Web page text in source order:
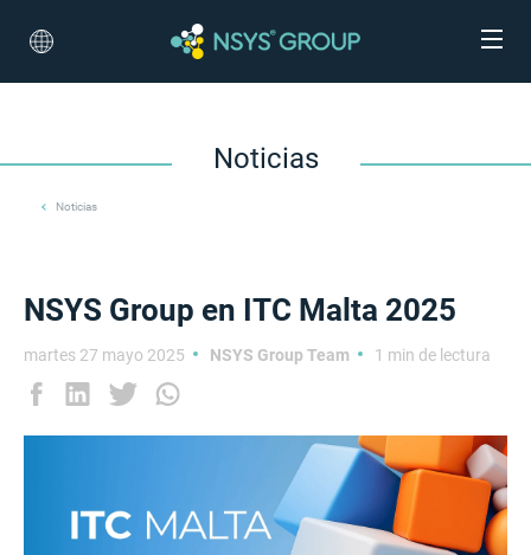
Noticias
Noticias
NSYS Group en ITC Malta 2025
martes 27 mayo 2025 NSYS Group Team 1 min de lectura